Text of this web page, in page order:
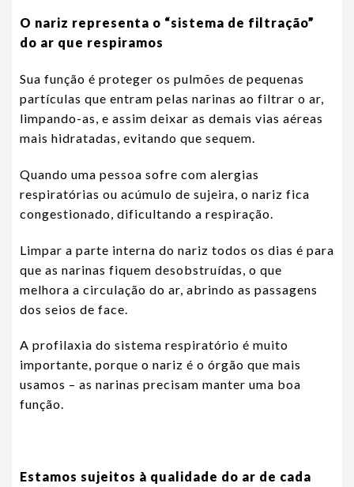
O nariz representa o “sistema de filtração”
do ar que respiramos
Sua função é proteger os pulmões de pequenas
partículas que entram pelas narinas ao filtrar o ar,
limpando-as, e assim deixar as demais vias aéreas
mais hidratadas, evitando que sequem.
Quando uma pessoa sofre com alergias
respiratórias ou acúmulo de sujeira, o nariz fica
congestionado, dificultando a respiração.
Limpar a parte interna do nariz todos os dias é para
que as narinas fiquem desobstruídas, o que
melhora a circulação do ar, abrindo as passagens
dos seios de face.
A profilaxia do sistema respiratório é muito
importante, porque o nariz é o órgão que mais
usamos – as narinas precisam manter uma boa
função.
Estamos sujeitos à qualidade do ar de cada